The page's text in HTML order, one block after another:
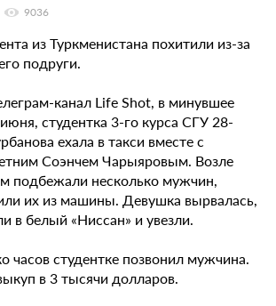
9036
из Туркменистана похитили из-за
подруги.
канал Life Shot, в минувшее
студентка 3-го курса СГУ 28-
ехала в такси вместе с
Соэнчем Чарыяровым. Возле
подбежали несколько мужчин,
их из машины. Девушка вырвалась,
в белый «Ниссан» и увезли.
часов студентке позвонил мужчина.
в 3 тысячи долларов.